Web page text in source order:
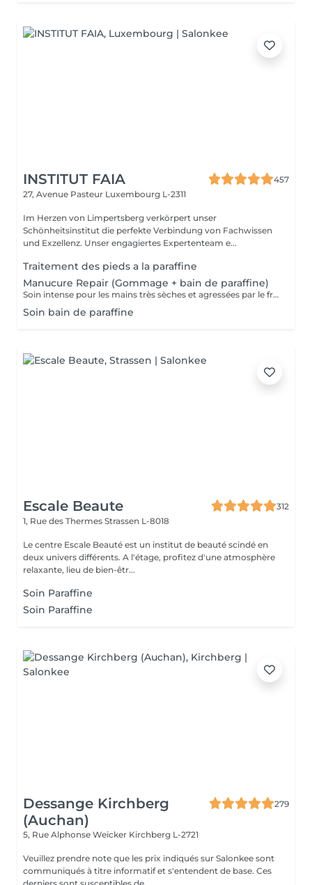
INSTITUT FAIA
457
27, Avenue Pasteur Luxembourg L-2311
Im Herzen von Limpertsberg verkörpert unser
Schönheitsinstitut die perfekte Verbindung von Fachwissen
und Exzellenz. Unser engagiertes Expertenteam e...
Traitement des pieds a la paraffine
Manucure Repair (Gommage + bain de paraffine)
Soin intense pour les mains très sèches et agressées par le froid ou les produits. Comprend le limage des ongles, la pousse et la coupe des cuticules, gommage, masque à la paraffine de 10 minutes et massage avec une crème de soin. Application d'une base transparente si désirée.
Soin bain de paraffine
Escale Beaute
312
1, Rue des Thermes Strassen L-8018
Le centre Escale Beauté est un institut de beauté scindé en
deux univers différents. A l'étage, profitez d'une atmosphère
relaxante, lieu de bien-êtr...
Soin Paraffine
Soin Paraffine
Dessange Kirchberg
(Auchan)
279
5, Rue Alphonse Weicker Kirchberg L-2721
Veuillez prendre note que les prix indiqués sur Salonkee sont
communiqués à titre informatif et s'entendent de base. Ces